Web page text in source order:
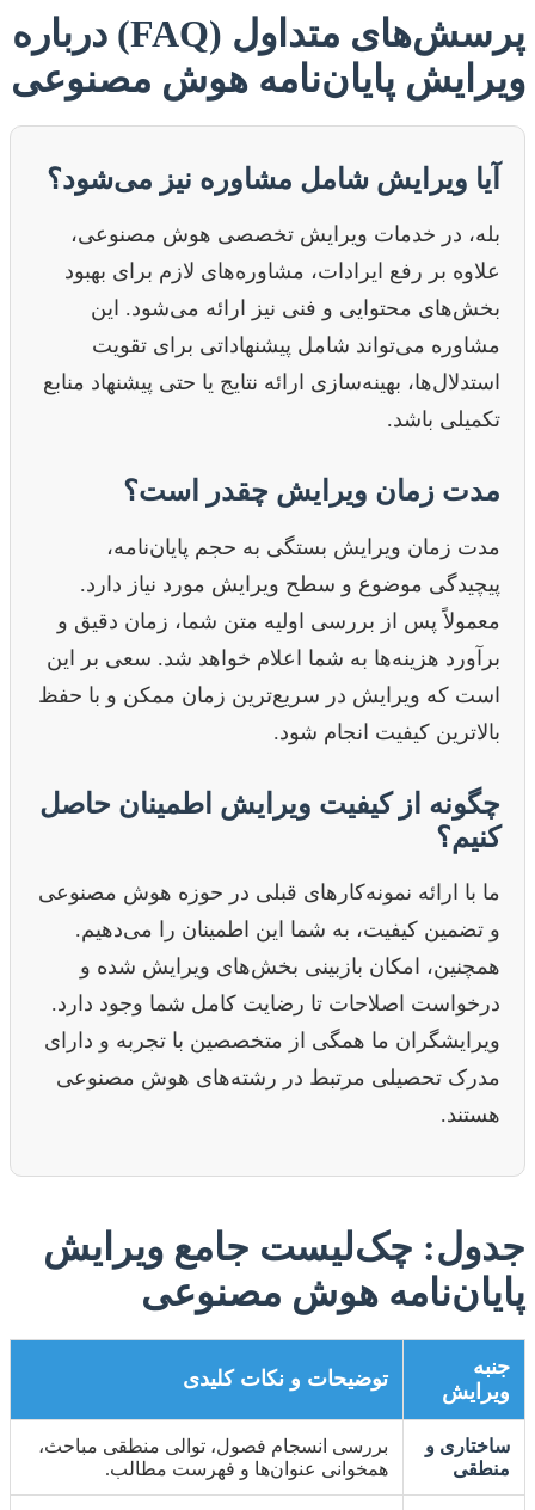
پرسش‌های متداول (FAQ) درباره
ویرایش پایان‌نامه هوش مصنوعی
آیا ویرایش شامل مشاوره نیز می‌شود؟
بله، در خدمات ویرایش تخصصی هوش مصنوعی،
علاوه بر رفع ایرادات، مشاوره‌های لازم برای بهبود
بخش‌های محتوایی و فنی نیز ارائه می‌شود. این
مشاوره می‌تواند شامل پیشنهاداتی برای تقویت
استدلال‌ها، بهینه‌سازی ارائه نتایج یا حتی پیشنهاد منابع
تکمیلی باشد.
مدت زمان ویرایش چقدر است؟
مدت زمان ویرایش بستگی به حجم پایان‌نامه،
پیچیدگی موضوع و سطح ویرایش مورد نیاز دارد.
معمولاً پس از بررسی اولیه متن شما، زمان دقیق و
برآورد هزینه‌ها به شما اعلام خواهد شد. سعی بر این
است که ویرایش در سریع‌ترین زمان ممکن و با حفظ
بالاترین کیفیت انجام شود.
چگونه از کیفیت ویرایش اطمینان حاصل
کنیم؟
ما با ارائه نمونه‌کارهای قبلی در حوزه هوش مصنوعی
و تضمین کیفیت، به شما این اطمینان را می‌دهیم.
همچنین، امکان بازبینی بخش‌های ویرایش شده و
درخواست اصلاحات تا رضایت کامل شما وجود دارد.
ویرایشگران ما همگی از متخصصین با تجربه و دارای
مدرک تحصیلی مرتبط در رشته‌های هوش مصنوعی
هستند.
جدول: چک‌لیست جامع ویرایش
پایان‌نامه هوش مصنوعی
جنبه
ویرایش
توضیحات و نکات کلیدی
ساختاری و
منطقی
بررسی انسجام فصول، توالی منطقی مباحث،
همخوانی عنوان‌ها و فهرست مطالب.